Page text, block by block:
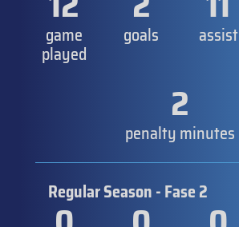
game
played
goals assist
2
penalty minutes
Regular Season - Fase 2